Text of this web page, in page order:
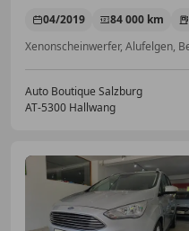
04/2019 84 000 km
Auto Boutique Salzburg
AT-5300 Hallwang